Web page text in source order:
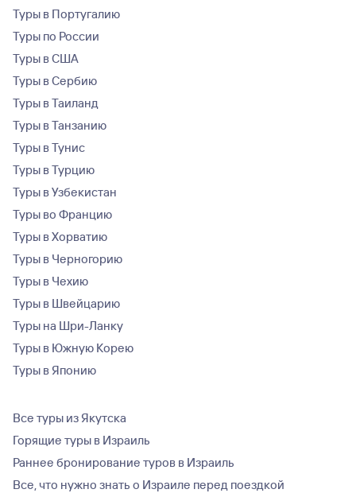
Туры в Португалию
Туры по России
Туры в США
Туры в Сербию
Туры в Таиланд
Туры в Танзанию
Туры в Тунис
Туры в Турцию
Туры в Узбекистан
Туры во Францию
Туры в Хорватию
Туры в Черногорию
Туры в Чехию
Туры в Швейцарию
Туры на Шри-Ланку
Туры в Южную Корею
Туры в Японию
Все туры из Якутска
Горящие туры в Израиль
Раннее бронирование туров в Израиль
Все, что нужно знать о Израиле перед поездкой